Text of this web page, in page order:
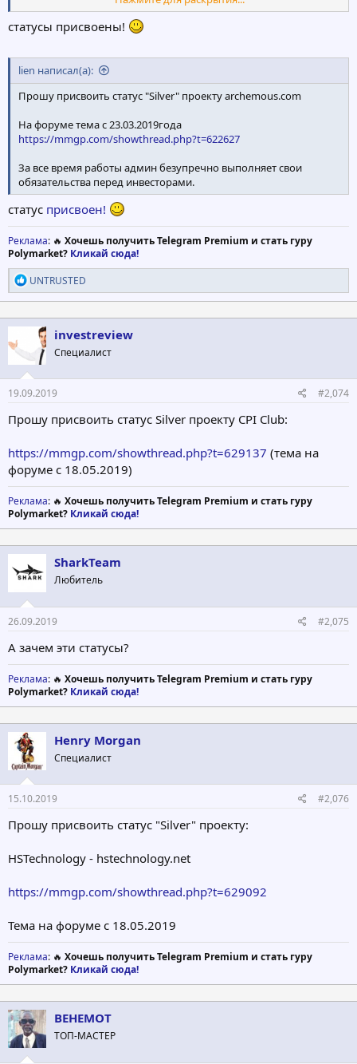
Dependable Gain - dependablegain.com
тема на форуме с 27.02.2019, 22:18
статусы присвоены!
lien написал(а):
Прошу присвоить статус "Silver" проекту archemous.com
На форуме тема с 23.03.2019года
https://mmgp.com/showthread.php?t=622627
За все время работы админ безупречно выполняет свои
обязательства перед инвесторами.
статус присвоен!
Реклама: 🔥 Хочешь получить Telegram Premium и стать гуру
Polymarket? Кликай сюда!
Р
е
а
к
ц
и
:
UNTRUSTED
investreview
Специалист
19.09.2019 #2,074
Прошу присвоить статус Silver проекту CPI Club:
https://mmgp.com/showthread.php?t=629137 (тема на
форуме с 18.05.2019)
Реклама: 🔥 Хочешь получить Telegram Premium и стать гуру
Polymarket? Кликай сюда!
SharkTeam
Любитель
26.09.2019 #2,075
А зачем эти статусы?
Реклама: 🔥 Хочешь получить Telegram Premium и стать гуру
Polymarket? Кликай сюда!
Henry Morgan
Специалист
15.10.2019 #2,076
Прошу присвоить статус "Silver" проекту:
HSTechnology - hstechnology.net
https://mmgp.com/showthread.php?t=629092
Тема на форуме с 18.05.2019
Реклама: 🔥 Хочешь получить Telegram Premium и стать гуру
Polymarket? Кликай сюда!
BEHEMOT
ТОП-МАСТЕР